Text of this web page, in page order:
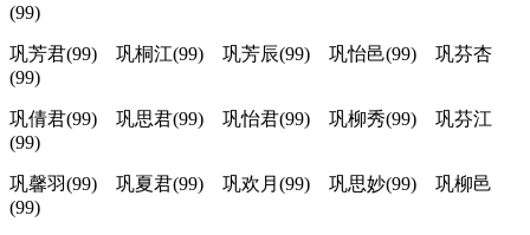
(99)
巩芳君(99) 巩桐江(99) 巩芳辰(99) 巩怡邑(99) 巩芬杏
(99)
巩倩君(99) 巩思君(99) 巩怡君(99) 巩柳秀(99) 巩芬江
(99)
巩馨羽(99) 巩夏君(99) 巩欢月(99) 巩思妙(99) 巩柳邑
(99)